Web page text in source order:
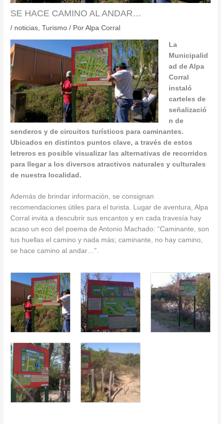
SE HACE CAMINO AL ANDAR…
/ noticias ,Turismo / PorAlpa Corral
La
Municipalid
ad de Alpa
Corral
instaló
carteles de
señalizació
n de
senderos y de circuitos turísticos para caminantes.
Ubicados en distintos puntos clave, a través de estos
letreros es posible visualizar las alternativas de recorridos
para llegar a los diversos atractivos naturales y culturales
de nuestra localidad.
Además de brindar información, se consignan
recomendaciones útiles para el turista. Lugar de aventura, Alpa
Corral invita a descubrir sus encantos y en cada travesía hay
acaso un eco del poema de Antonio Machado: “Caminante, son
tus huellas el camino y nada más; caminante, no hay camino,
se hace camino al andar…”.